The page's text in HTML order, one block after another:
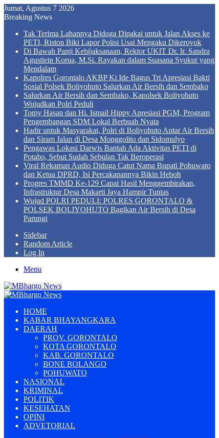
Jumat, Agustus 7 2026
Breaking News
Tak Terima Lahannya Diduga Dipakai untuk Jalan Akses ke
PETI, Riston Biki Lapor Polisi Usai Mengaku Dikeroyok
Di Bawah Panji Kebijaksanaan, Rektor UKIT Dr. Ir. Sandra
Agustiein Korua, M.Si. Rayakan dalam Suasana Syukur yang
Mendalam
Kapolres Gorontalo AKBP Ki Ide Bagus Tri Apresiasi Bakti
Sosial Polsek Boliyohuto Salurkan Air Bersih dan Sembako
Salurkan Air Bersih dan Sembako, Kapolsek Boliyohuto
Wujudkan Polri Peduli
Tomy Hasan dan Hi. Ismail Hippy Apresiasi PGM, Program
Pengembangan SDM Lokal Berbuah Nyata
Hadir untuk Masyarakat, Polri di Boliyohuto Antar Air Bersih
dan Siram Jalan di Desa Monggolito dan Sidomulyo
Pengawas Lokasi Darwis Bantah Ada Aktivitas PETI di
Potabo, Sebut Sudah Sebulan Tak Beroperasi
Viral Rekaman Audio Diduga Catut Nama Bupati Pohuwato
dan Ketua DPRD, Isi Percakapannya Bikin Heboh
Progres TMMD Ke-129 Capai Hasil Menggembirakan,
Infrastruktur Desa Makarti Jaya Hampir Tuntas
Wujud POLRI PEDULI: POLRES GORONTALO &
POLSEK BOLIYOHUTO Bagikan Air Bersih di Desa
Parungi
Sidebar
Random Article
Log In
Menu
HOME
KABAR BHAYANGKARA
DAERAH
PROV. GORONTALO
KOTA GORONTALO
KAB. GORONTALO
BONE BOLANGO
POHUWATO
NASIONAL
KRIMINAL
POLITIK
KESEHATAN
OPINI
ADVETORIAL